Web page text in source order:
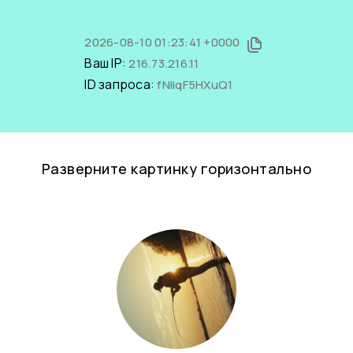
2026-08-10 01:23:41 +0000
Ваш IP:216.73.216.11
ID запроса:fNIiqF5HXuQ1
Разверните картинку горизонтально